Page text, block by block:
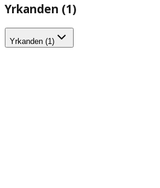
Yrkanden (1)
Yrkanden (1)